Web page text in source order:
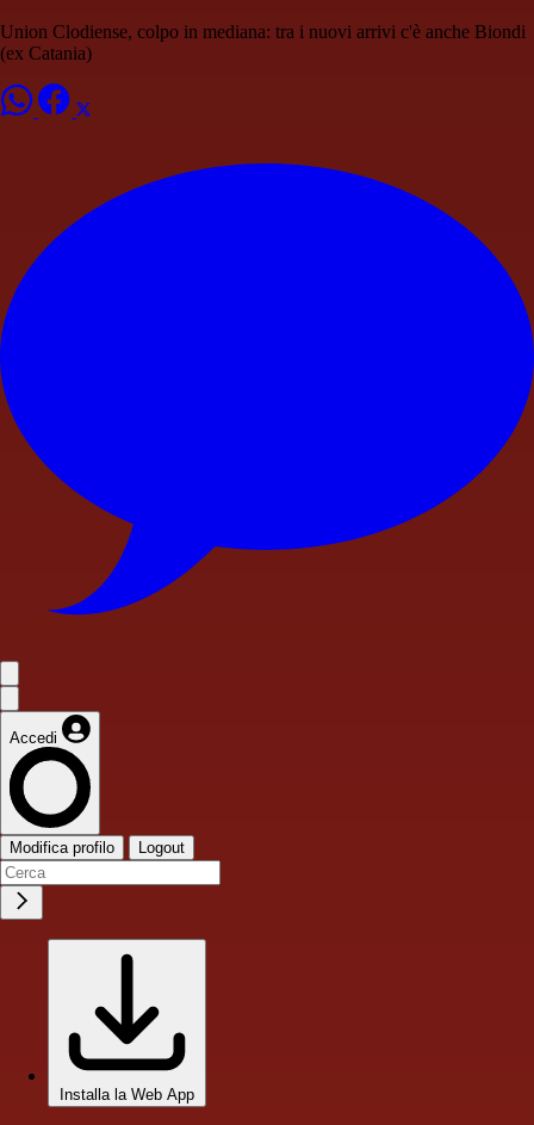
Union Clodiense, colpo in mediana: tra i nuovi arrivi c'è anche Biondi
(ex Catania)
Accedi
Modifica profilo Logout
Installa la Web App